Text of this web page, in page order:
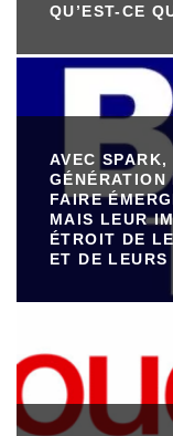
QU’EST-CE
AVEC
FAIRE
MAIS LEUR
ÉTROIT DE
ET DE LEURS